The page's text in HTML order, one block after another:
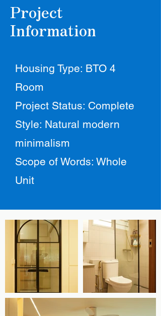
Project
Information
Housing Type: BTO 4
Room
Project Status: Complete
Style: Natural modern
minimalism
Scope of Words: Whole
Unit